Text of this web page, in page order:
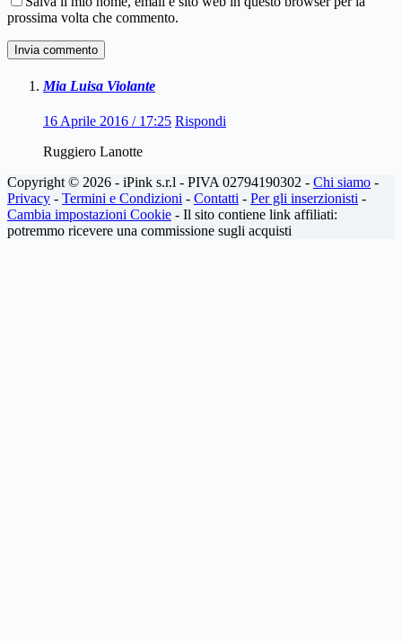
prossima volta che commento.
Invia commento
Mia Luisa Violante
16 Aprile 2016 / 17:25 Rispondi
Ruggiero Lanotte
Copyright © 2026 - iPink s.r.l - PIVA 02794190302 - Chi siamo -
Privacy - Termini e Condizioni - Contatti - Per gli inserzionisti -
Cambia impostazioni Cookie - Il sito contiene link affiliati:
potremmo ricevere una commissione sugli acquisti